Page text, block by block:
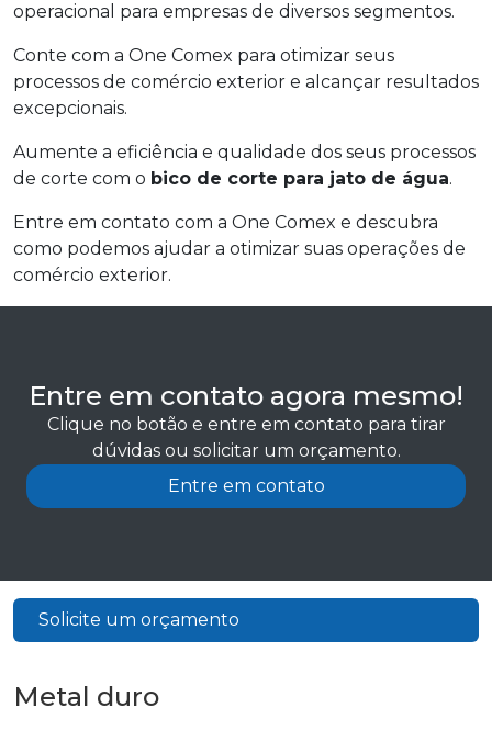
operacional para empresas de diversos segmentos.
Conte com a One Comex para otimizar seus
processos de comércio exterior e alcançar resultados
excepcionais.
Aumente a eficiência e qualidade dos seus processos
de corte com o bico de corte para jato de água.
Entre em contato com a One Comex e descubra
como podemos ajudar a otimizar suas operações de
comércio exterior.
Entre em contato agora mesmo!
Clique no botão e entre em contato para tirar
dúvidas ou solicitar um orçamento.
Entre em contato
Solicite um orçamento
Metal duro